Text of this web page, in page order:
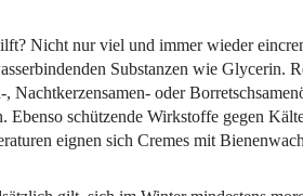
Nicht nur viel und immer wieder
Substanzen wie Glycerin.
, Nachtkerzensamen- oder
Ebenso schützende Wirkstoffe gegen
eignen sich Cremes mit